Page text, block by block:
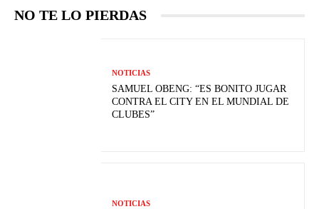
NO TE LO PIERDAS
NOTICIAS
SAMUEL OBENG: “ES BONITO JUGAR
CONTRA EL CITY EN EL MUNDIAL DE
CLUBES”
NOTICIAS